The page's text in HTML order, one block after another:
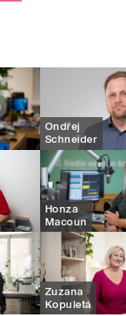
Ondřej
Schneider
Honza
Macoun
Zuzana
Kopuletá